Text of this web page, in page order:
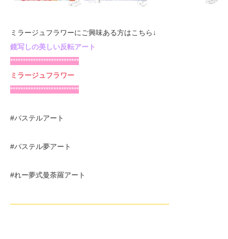
ミラージュフラワーにご興味ある方はこちら↓
鏡写しの美しい反転アート
***************************
ミラージュフラワー
***************************
#パステルアート
#パステル夢アート
#れー夢式曼荼羅アート
——————————————————————-